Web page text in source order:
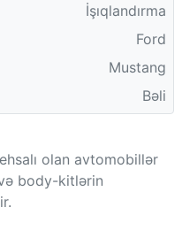
İşıqlandırma
Ford
Mustang
Bəli
olan avtomobillər
body-kitlərin